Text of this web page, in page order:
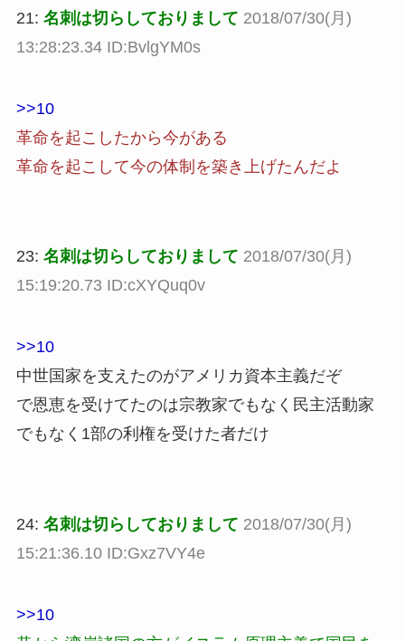
21: 名刺は切らしておりまして 2018/07/30(月)
13:28:23.34 ID:BvlgYM0s
>>10
革命を起こしたから今がある
革命を起こして今の体制を築き上げたんだよ
23: 名刺は切らしておりまして 2018/07/30(月)
15:19:20.73 ID:cXYQuq0v
>>10
中世国家を支えたのがアメリカ資本主義だぞ
で恩恵を受けてたのは宗教家でもなく民主活動家
でもなく1部の利権を受けた者だけ
24: 名刺は切らしておりまして 2018/07/30(月)
15:21:36.10 ID:Gxz7VY4e
>>10